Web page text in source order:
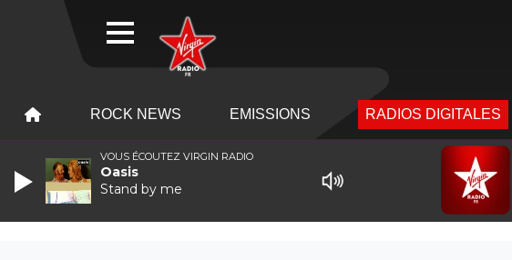
ROCK NEWS EMISSIONS RADIOS DIGITALES
VOUS ÉCOUTEZ VIRGIN RADIO
Oasis
Stand by me
WEBRADIO